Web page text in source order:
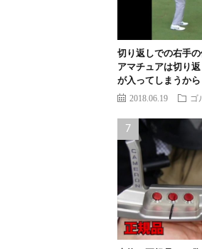
切り返しでの右手
アマチュアは切り
が入ってしまうか
2018.06.19 ゴ